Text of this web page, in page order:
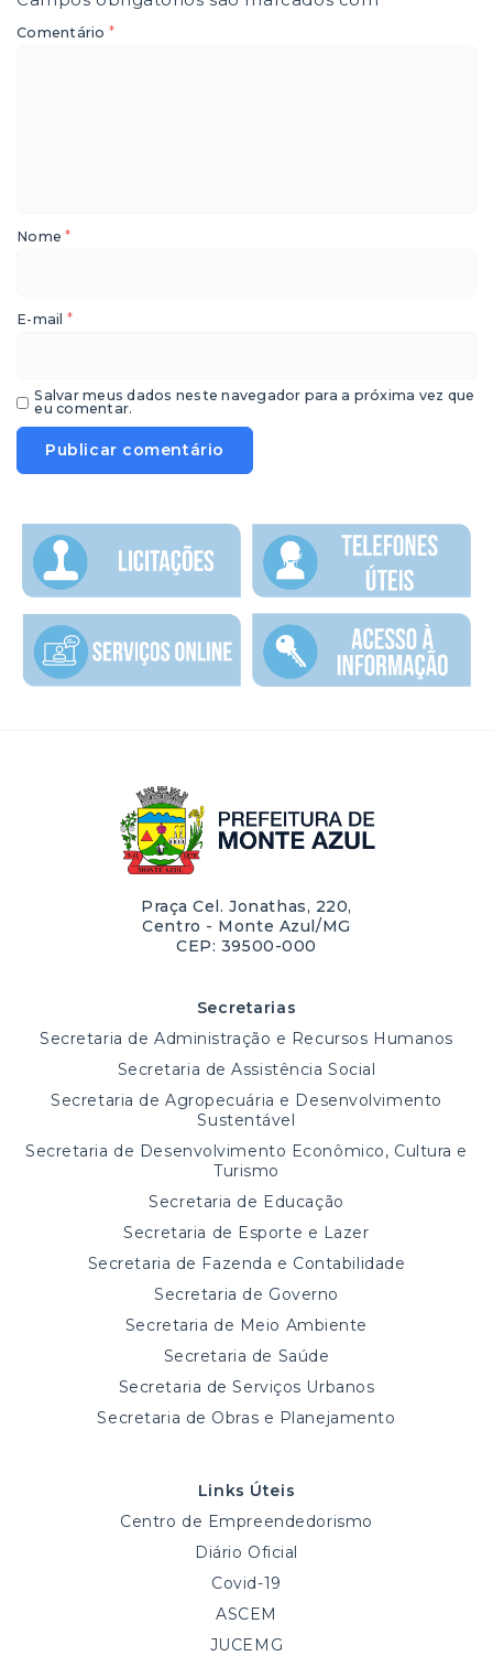
Comentário *
Nome*
E-mail *
Salvar meus dados neste navegador para a próxima vez que
eu comentar.
Praça Cel. Jonathas, 220,
Centro - Monte Azul/MG
CEP: 39500-000
Secretarias
Secretaria de Administração e Recursos Humanos
Secretaria de Assistência Social
Secretaria de Agropecuária e Desenvolvimento
Sustentável
Secretaria de Desenvolvimento Econômico, Cultura e
Turismo
Secretaria de Educação
Secretaria de Esporte e Lazer
Secretaria de Fazenda e Contabilidade
Secretaria de Governo
Secretaria de Meio Ambiente
Secretaria de Saúde
Secretaria de Serviços Urbanos
Secretaria de Obras e Planejamento
Links Úteis
Centro de Empreendedorismo
Diário Oficial
Covid-19
ASCEM
JUCEMG